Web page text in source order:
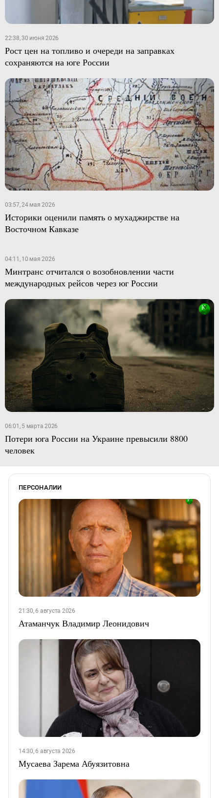
22:38, 30 июня 2026
Рост цен на топливо и очереди на заправках
сохраняются на юге России
03:57, 24 мая 2026
Историки оценили память о мухаджирстве на
Восточном Кавказе
04:11, 10 мая 2026
Минтранс отчитался о возобновлении части
международных рейсов через юг России
06:01, 5 марта 2026
Потери юга России на Украине превысили 8800
человек
ПЕРСОНАЛИИ
21:30, 6 августа 2026
Атаманчук Владимир Леонидович
14:30, 6 августа 2026
Мусаева Зарема Абуязитовна